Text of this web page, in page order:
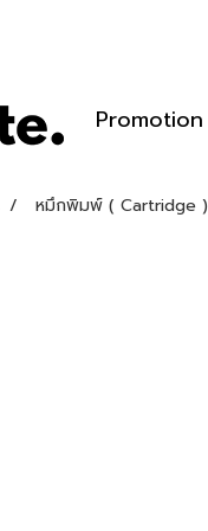
Promotion
หมึกพิมพ์ ( Cartridge )